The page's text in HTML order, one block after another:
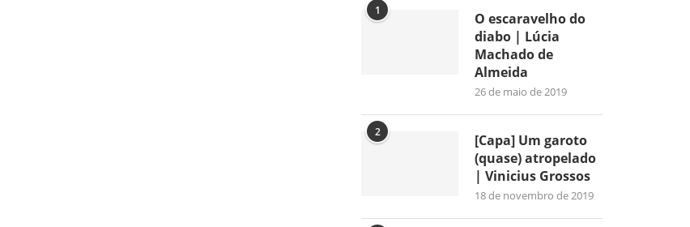
1
O escaravelho do
diabo | Lúcia
Machado de
Almeida
26 de maio de 2019
2
[Capa] Um garoto
(quase) atropelado
| Vinicius Grossos
18 de novembro de 2019